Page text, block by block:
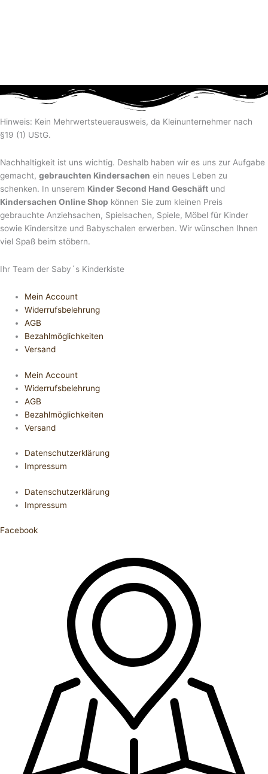
Hinweis: Kein Mehrwertsteuerausweis, da Kleinunternehmer nach
§19 (1) UStG.
Nachhaltigkeit ist uns wichtig. Deshalb haben wir es uns zur Aufgabe
gemacht, gebrauchten Kindersachen ein neues Leben zu
schenken. In unserem Kinder Second Hand Geschäft und
Kindersachen Online Shop können Sie zum kleinen Preis
gebrauchte Anziehsachen, Spiel­sachen, Spiele, Möbel für Kinder
sowie Kindersitze und Babyschalen erwerben. Wir wünschen Ihnen
viel Spaß beim stöbern.
Ihr Team der Saby´s Kinderkiste
Mein Account
Widerrufsbelehrung
AGB
Bezahlmöglichkeiten
Versand
Mein Account
Widerrufsbelehrung
AGB
Bezahlmöglichkeiten
Versand
Datenschutzerklärung
Impressum
Datenschutzerklärung
Impressum
Facebook